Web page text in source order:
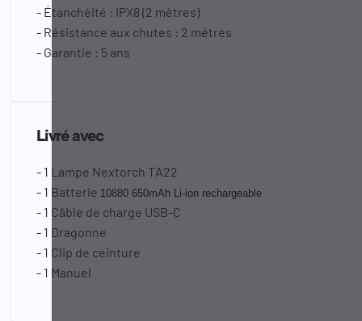
- Étanchéité : IPX8 (2 mètres)
- Résistance aux chutes : 2 mètres
- Garantie : 5 ans
Livré avec
- 1 Lampe Nextorch TA22
- 1 Batterie 10880 650mAh Li-ion rechargeable
- 1 Câble de charge USB-C
- 1 Dragonne
- 1 Clip de ceinture
- 1 Manuel